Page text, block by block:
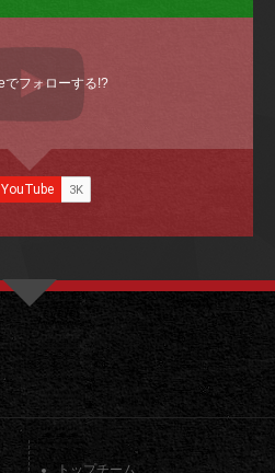
でフォローする!?
トップチーム